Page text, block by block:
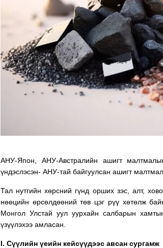
АНУ-Япон, АНУ-Австралийн ашигт
үндэслэсэн- АНУ-тай байгуулсан ашигт
Тал нутгийн хөрсний гүнд орших зэс, алт,
нөөцийн өрсөлдөөний төв цэг рүү хөтөлж
Монгол Улстай уул уурхайн салбарын
үзүүлэхээ амласан.
I. Сүүлийн үеийн кейсүүдээс авсан сургамж